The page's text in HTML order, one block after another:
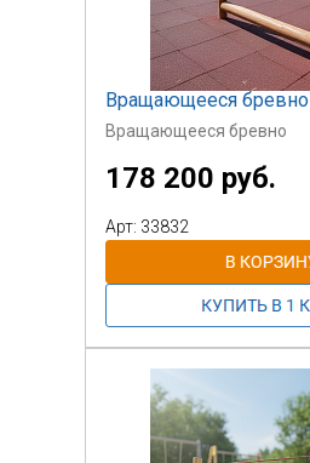
Вращающееся бревно
Вращающееся бревно
178 200 руб.
Арт: 33832